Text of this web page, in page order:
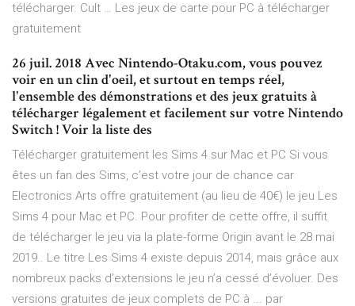
télécharger. Cult … Les jeux de carte pour PC à télécharger
gratuitement
26 juil. 2018 Avec Nintendo-Otaku.com, vous pouvez
voir en un clin d'oeil, et surtout en temps réel,
l'ensemble des démonstrations et des jeux gratuits à
télécharger légalement et facilement sur votre Nintendo
Switch ! Voir la liste des
Télécharger gratuitement les Sims 4 sur Mac et PC Si vous
êtes un fan des Sims, c’est votre jour de chance car
Electronics Arts offre gratuitement (au lieu de 40€) le jeu Les
Sims 4 pour Mac et PC. Pour profiter de cette offre, il suffit
de télécharger le jeu via la plate-forme Origin avant le 28 mai
2019.. Le titre Les Sims 4 existe depuis 2014, mais grâce aux
nombreux packs d’extensions le jeu n’a cessé d’évoluer. Des
versions gratuites de jeux complets de PC à ... par